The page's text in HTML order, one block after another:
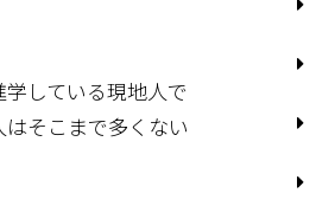
している現地人で
そこまで多くない